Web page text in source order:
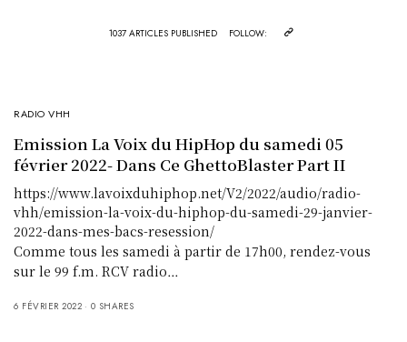
1037 ARTICLES PUBLISHED FOLLOW:
RADIO VHH
Emission La Voix du HipHop du samedi 05
février 2022- Dans Ce GhettoBlaster Part II
https://www.lavoixduhiphop.net/V2/2022/audio/radio-
vhh/emission-la-voix-du-hiphop-du-samedi-29-janvier-
2022-dans-mes-bacs-resession/
Comme tous les samedi à partir de 17h00, rendez-vous
sur le 99 f.m. RCV radio…
6 FÉVRIER 2022 0 SHARES